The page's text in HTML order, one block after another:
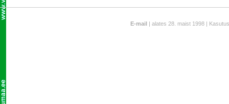
E-mail | alates 28. maist 1998 |